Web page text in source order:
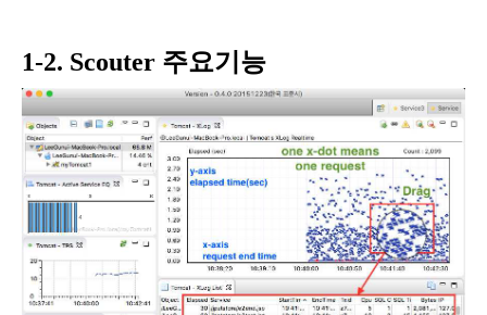
1-2. Scouter 주요기능